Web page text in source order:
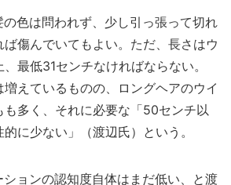
色は問われず、少し引っ張って切れ
ば傷んでいてもよい。ただ、長さはウ
最低31センチなければならない。
えているものの、ロングヘアのウイ
も多く、それに必要な「50センチ以
に少ない」（渡辺氏）という。
ョンの認知度自体はまだ低い、と渡